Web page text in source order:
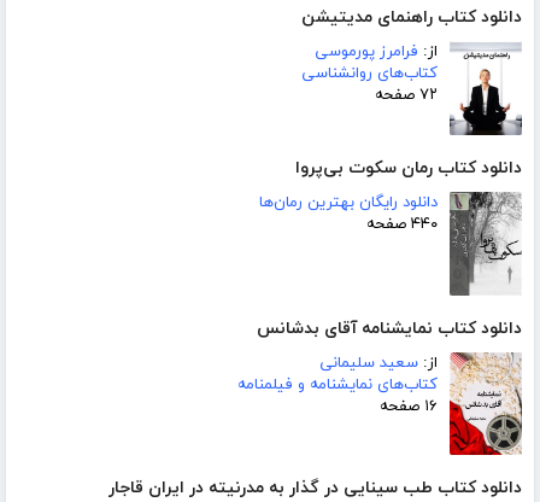
دانلود کتاب راهنمای مدیتیشن
از: فرامرز پورموسی
کتاب‌های روانشناسی
۷۲ صفحه
دانلود کتاب رمان سکوت بی‌پروا
دانلود رایگان بهترین رمان‌ها
۴۴۰ صفحه
دانلود کتاب نمایشنامه آقای بدشانس
از: سعید سلیمانی
کتاب‌های نمایشنامه و فیلمنامه
۱۶ صفحه
دانلود کتاب طب سینایی در گذار به مدرنیته در ایران قاجار